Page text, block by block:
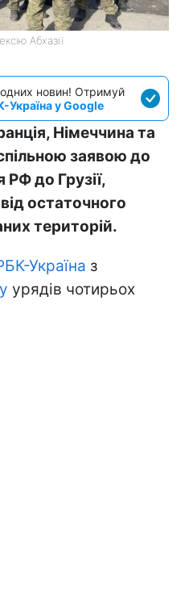
Абхазії
новин! Отримуй
Україна у Google
Німеччина та
заявою до
РФ до Грузії,
остаточного
територій.
Україна з
урядів чотирьох